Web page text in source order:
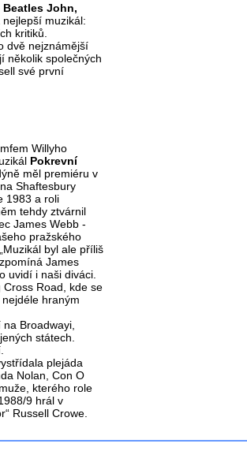
Beatles John,
nejlepší muzikál:
kritiků.
dvě nejznámější
několik společných
své první
Willyho
Pokrevní
měl premiéru v
Shaftesbury
1983 a roli
tehdy ztvárnil
James Webb -
pražského
byl ale příliš
James
uvidí i naši diváci.
Road, kde se
hraným
Broadwayi,
státech.
plejáda
Nolan, Con O
kterého role
9 hrál v
Russell Crowe.